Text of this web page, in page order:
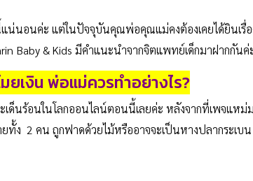
นอนค่ะ แต่ในปัจจุบันคุณพ่อคุณแม่คงต้องเคยได้ยินเรื่อ
Baby & Kids มีคำแนะนำจากจิตแพทย์เด็กมาฝากกันค่
ยเงิน พ่อแม่ควรทำอย่างไร?
เด็นร้อนในโลกออนไลน์ตอนนี้เลยค่ะ หลังจากที่เพจแหม่
ง 2 คน ถูกฟาดด้วยไม้หรืออาจจะเป็นหางปลากระเบ